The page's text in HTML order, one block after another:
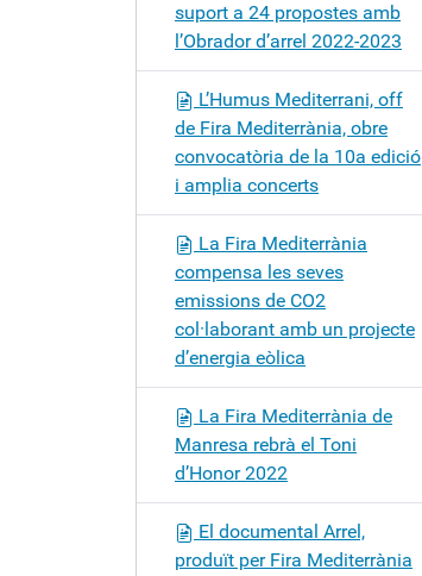
suport a 24 propostes amb
l’Obrador d’arrel 2022-2023
L’Humus Mediterrani, off
de Fira Mediterrània, obre
convocatòria de la 10a edició
i amplia concerts
La Fira Mediterrània
compensa les seves
emissions de CO2
col·laborant amb un projecte
d’energia eòlica
La Fira Mediterrània de
Manresa rebrà el Toni
d’Honor 2022
El documental Arrel,
produït per Fira Mediterrània